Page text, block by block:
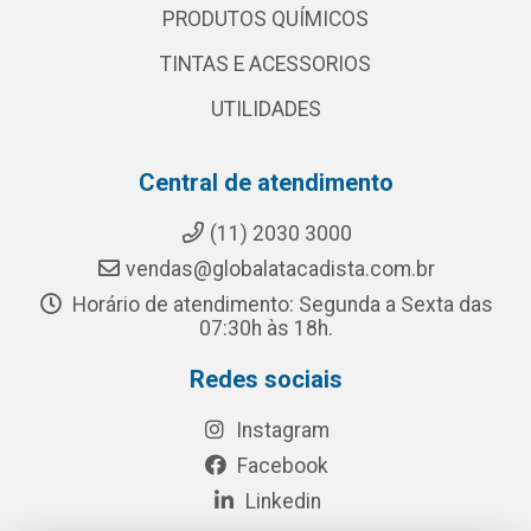
PRODUTOS QUÍMICOS
TINTAS E ACESSORIOS
UTILIDADES
Central de atendimento
(11) 2030 3000
vendas@globalatacadista.com.br
Horário de atendimento: Segunda a Sexta das
07:30h às 18h.
Redes sociais
Instagram
Facebook
Linkedin